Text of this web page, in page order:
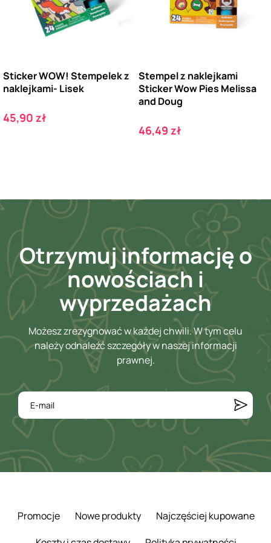
Sticker WOW! Stempelek z
naklejkami- Lisek
Cena
45,90 zł
Stempel z naklejkami
Sticker Wow Pies Melissa
and Doug
Cena
46,49 zł
Otrzymuj informację o
nowościach i
wyprzedażach
Możesz zrezygnować w każdej chwili. W tym celu
należy odnaleźć szczegóły w naszej informacji
prawnej.
Promocje Nowe produkty
Najczęściej kupowane